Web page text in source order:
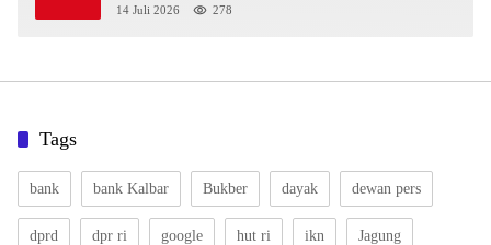
14 Juli 2026 278
Tags
bank bank Kalbar Bukber dayak dewan pers
dprd dpr ri google hut ri ikn Jagung